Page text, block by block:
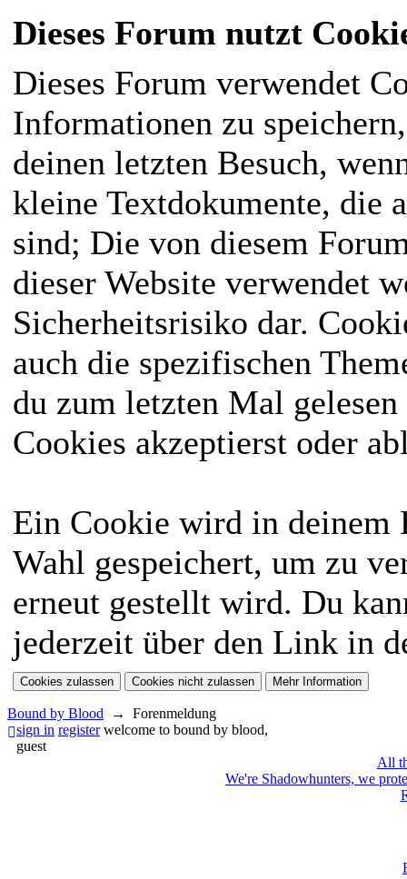
Dieses Forum nutzt
Dieses Forum verwendet
Informationen zu
deinen letzten Besuch,
kleine Textdokumente, die
sind; Die von diesem
dieser Website verwendet
Sicherheitsrisiko dar.
auch die spezifischen
du zum letzten Mal
Cookies akzeptierst oder
Ein Cookie wird in deinem
Wahl gespeichert, um zu
erneut gestellt wird. Du
jederzeit über den Link in
Bound by Blood → Forenmeldung
sign in register welcome to bound by blood,
guest
All
We're Shadowhunters, we